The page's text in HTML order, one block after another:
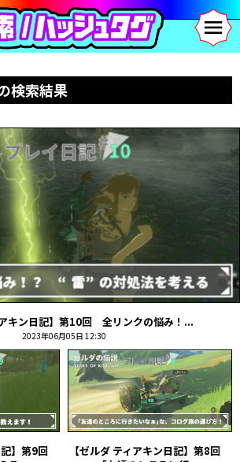
検索結果
アキン日記】第10回 全リンクの悩み！...
2023年06月05日 12:30
記】第9回
【ゼルダ ティアキン日記】第8回